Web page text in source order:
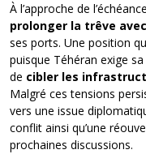
À l’approche de
prolonger la trêve avec
ses ports. Une position
puisque Téhéran exige
de cibler les
Malgré ces tensions
vers une issue
conflit ainsi qu’une
prochaines discussions.